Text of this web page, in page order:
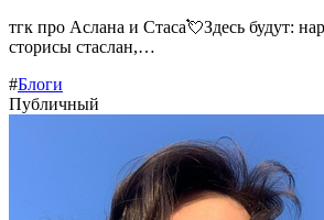
тгк про Аслана и Стаса💘Здесь будут:
сторисы стаслан,…
#Блоги
Публичный